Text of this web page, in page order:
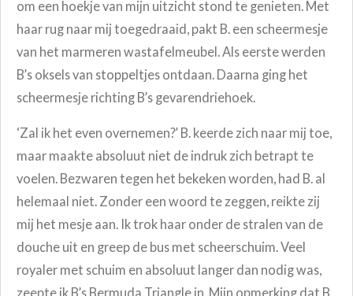
om een hoekje van mijn uitzicht stond te genieten. Met
haar rug naar mij toegedraaid, pakt B. een scheermesje
van het marmeren wastafelmeubel. Als eerste werden
B’s oksels van stoppeltjes ontdaan. Daarna ging het
scheermesje richting B’s gevarendriehoek.
‘Zal ik het even overnemen?’ B. keerde zich naar mij toe,
maar maakte absoluut niet de indruk zich betrapt te
voelen. Bezwaren tegen het bekeken worden, had B. al
helemaal niet. Zonder een woord te zeggen, reikte zij
mij het mesje aan. Ik trok haar onder de stralen van de
douche uit en greep de bus met scheerschuim. Veel
royaler met schuim en absoluut langer dan nodig was,
zeepte ik B’s Bermuda Triangle in. Mijn opmerking dat B.